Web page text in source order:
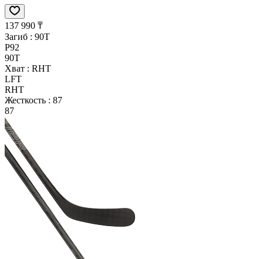
137 990 ₸
Загиб : 90T
P92
90T
Хват : RHT
LFT
RHT
Жесткость : 87
87